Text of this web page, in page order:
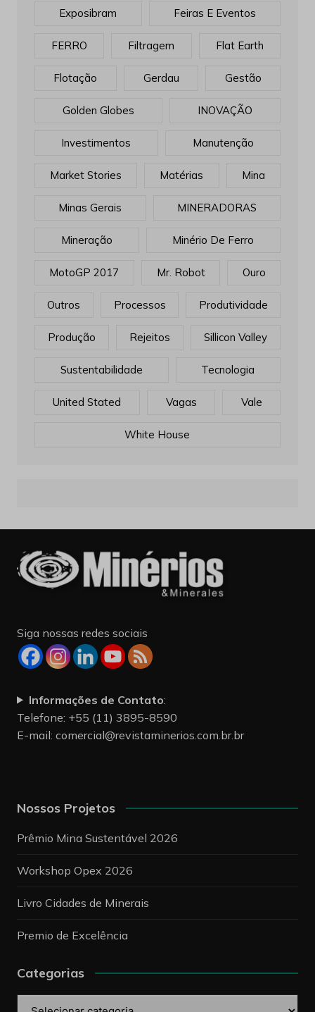
Exposibram Feiras E Eventos
FERRO Filtragem Flat Earth
Flotação Gerdau Gestão
Golden Globes INOVAÇÃO
Investimentos Manutenção
Market Stories Matérias Mina
Minas Gerais MINERADORAS
Mineração Minério De Ferro
MotoGP 2017 Mr. Robot Ouro
Outros Processos Produtividade
Produção Rejeitos Sillicon Valley
Sustentabilidade Tecnologia
United Stated Vagas Vale
White House
Siga nossas redes sociais
Informações de Contato:
Telefone: +55 (11) 3895-8590
E-mail: comercial@revistaminerios.com.br.br
Nossos Projetos
Prêmio Mina Sustentável 2026
Workshop Opex 2026
Livro Cidades de Minerais
Premio de Excelência
Categorias